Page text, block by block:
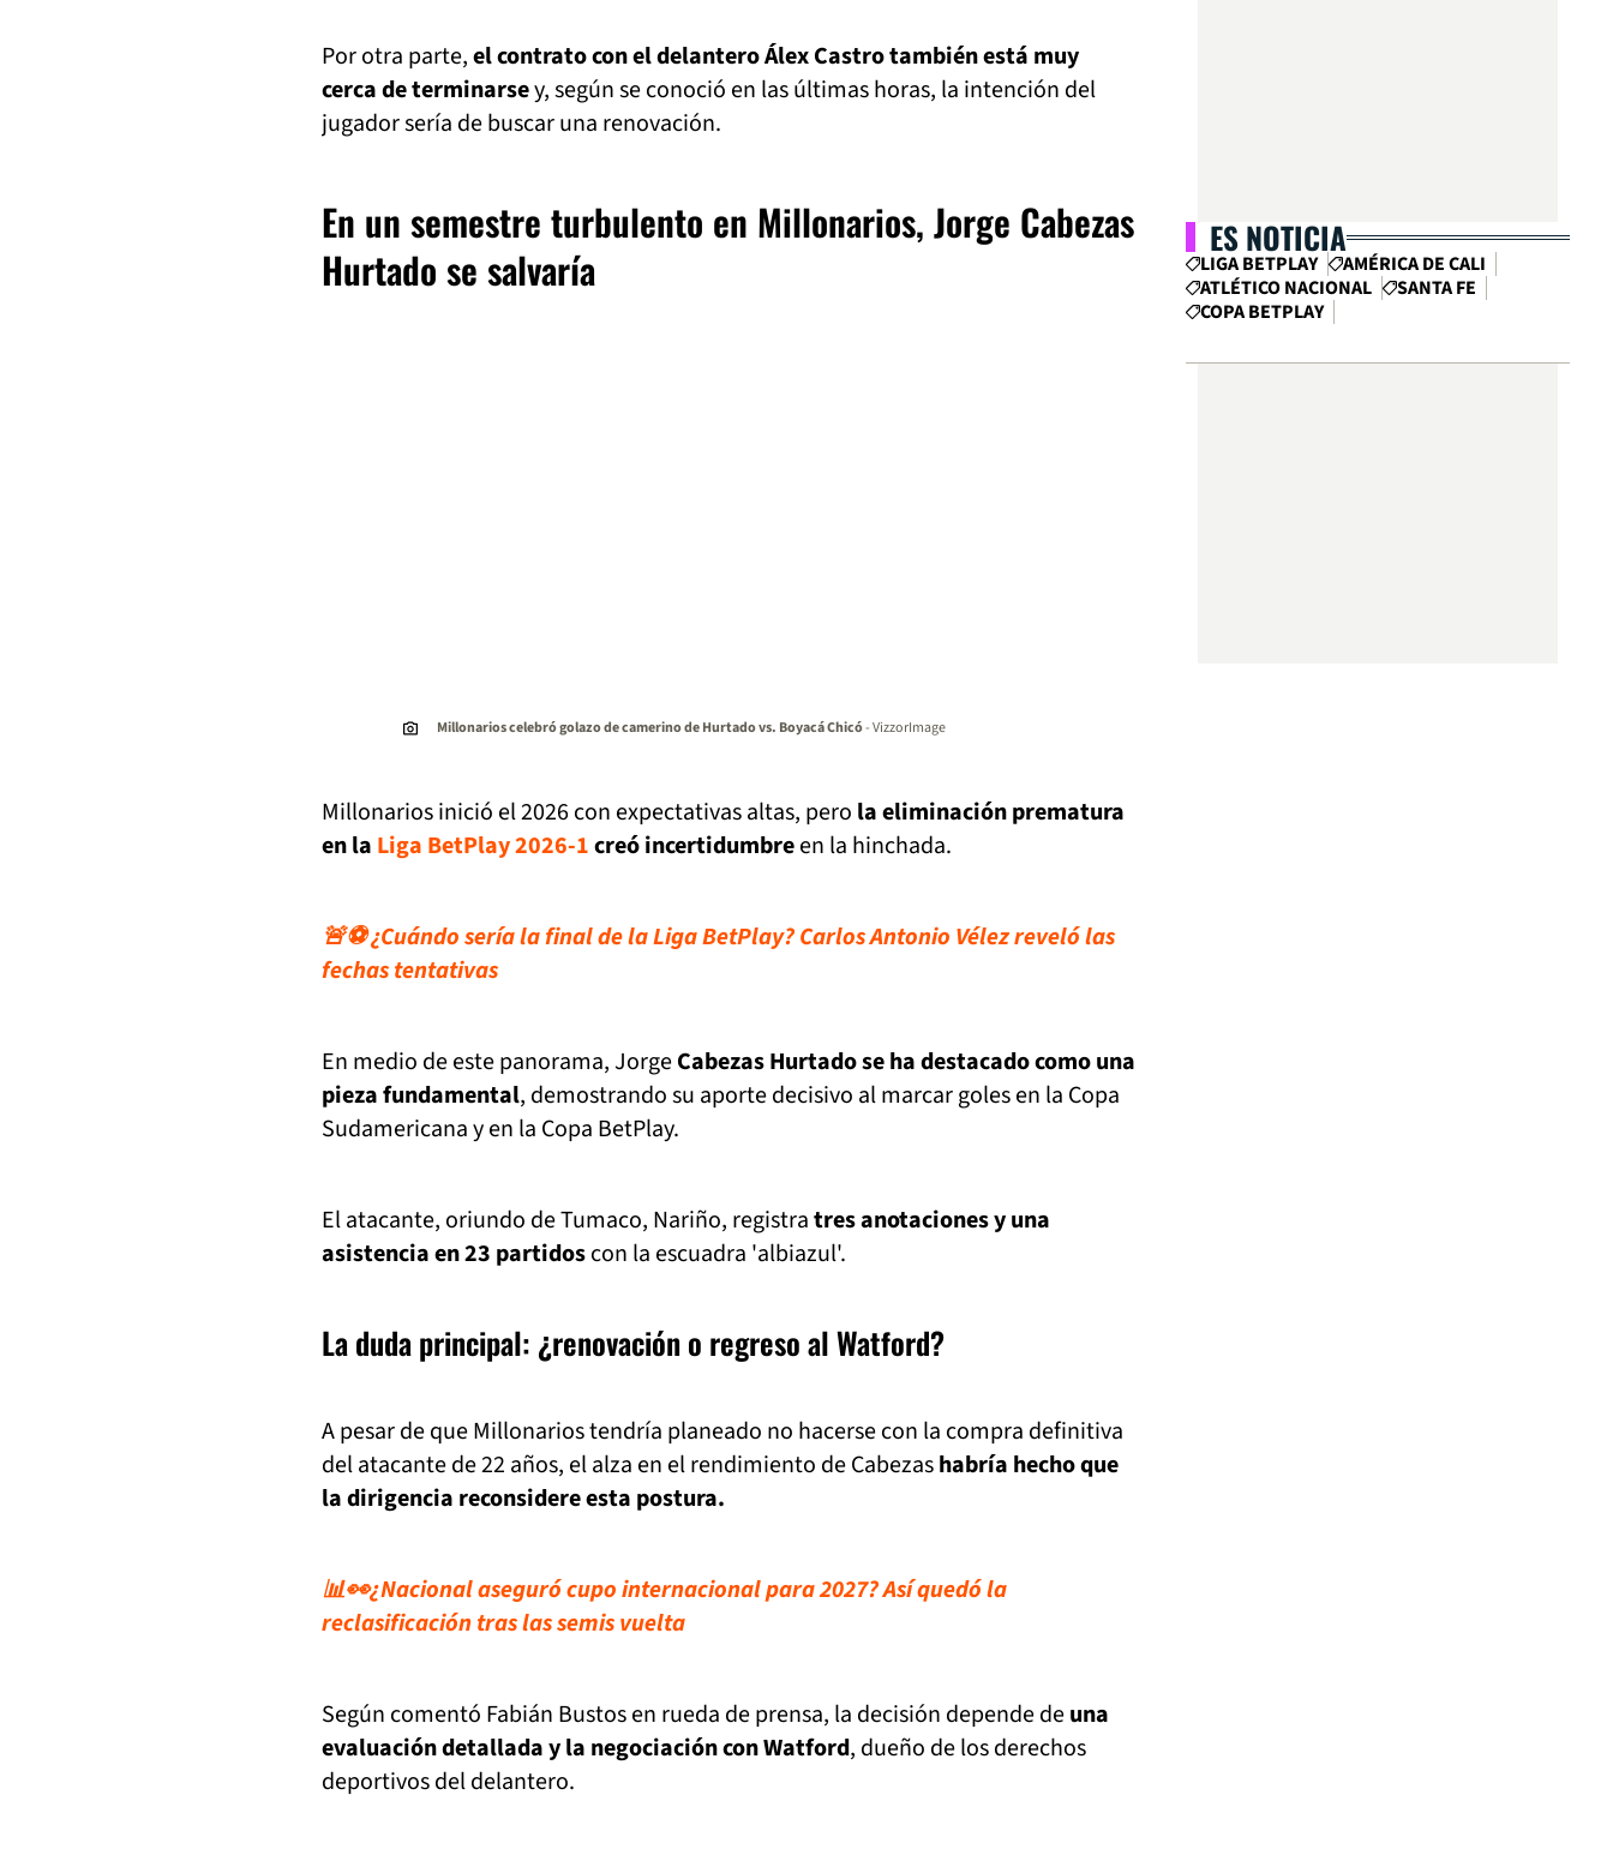
Por otra parte,el contrato con el delantero Álex Castro también está muy
cerca de terminarsey, según se conoció en las últimas horas, la intención del
jugador sería de buscar una renovación.
En un semestre turbulento en Millonarios, Jorge Cabezas
Hurtado se salvaría
Millonarios celebró golazo de camerino de Hurtado vs. Boyacá Chicó- VizzorImage
Millonarios inició el 2026 con expectativas altas, pero la eliminación prematura
en la Liga BetPlay 2026-1creó incertidumbreen la hinchada.
🚨⚽ ¿Cuándo sería la final de la Liga BetPlay? Carlos Antonio Vélez reveló las
fechas tentativas
En medio de este panorama, JorgeCabezas Hurtado se ha destacado como una
pieza fundamental, demostrando su aporte decisivo al marcar goles en la Copa
Sudamericana y en la Copa BetPlay.
El atacante, oriundo de Tumaco, Nariño, registratres anotaciones y una
asistencia en 23 partidoscon la escuadra 'albiazul'.
La duda principal: ¿renovación o regreso al Watford?
A pesar de que Millonarios tendría planeado no hacerse con la compra definitiva
del atacante de 22 años, el alza en el rendimiento de Cabezashabría hecho que
la dirigencia reconsidere esta postura.
📊👀¿Nacional aseguró cupo internacional para 2027? Así quedó la
reclasificación tras las semis vuelta
Según comentó Fabián Bustos en rueda de prensa, la decisión depende deuna
evaluación detallada y la negociación con Watford, dueño de los derechos
deportivos del delantero.
ES NOTICIA
LIGA BETPLAY
AMÉRICA DE CALI
ATLÉTICO NACIONAL
SANTA FE
COPA BETPLAY